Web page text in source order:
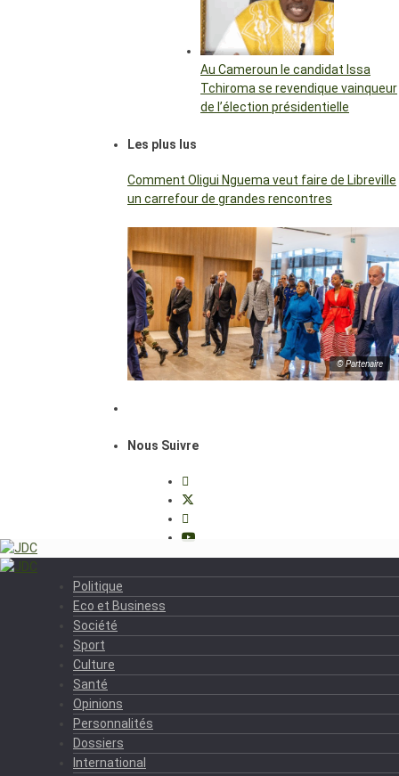
Au Cameroun le candidat Issa
Tchiroma se revendique vainqueur
de l’élection présidentielle
Les plus lus
Comment Oligui Nguema veut faire de Libreville
un carrefour de grandes rencontres
© Partenaire
Nous Suivre
Politique
Eco et Business
Société
Sport
Culture
Santé
Opinions
Personnalités
Dossiers
International